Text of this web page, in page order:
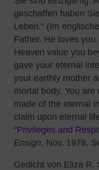
geschaffen haben
Leben.” (Im
Father. He loves
Heaven value you
gave your eternal
your earthly mother
mortal body. You
made of the eternal
claim upon eternal
“Privileges and
Ensign, Nov. 1978,
Gedicht von Eliza R.